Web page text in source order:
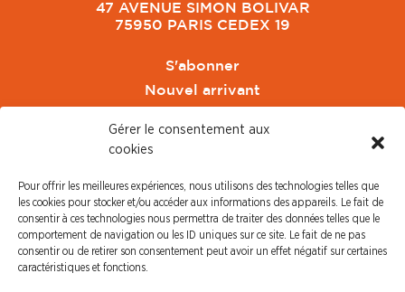
Gérer le consentement aux
cookies
Pour offrir les meilleures expériences, nous utilisons des technologies telles que
les cookies pour stocker et/ou accéder aux informations des appareils. Le fait de
consentir à ces technologies nous permettra de traiter des données telles que le
comportement de navigation ou les ID uniques sur ce site. Le fait de ne pas
consentir ou de retirer son consentement peut avoir un effet négatif sur certaines
caractéristiques et fonctions.
47 AVENUE SIMON BOLIVAR
75950 PARIS CEDEX 19
S'abonner
Nouvel arrivant
CFDT Cadres
CFDT Retraités
L'UFFA